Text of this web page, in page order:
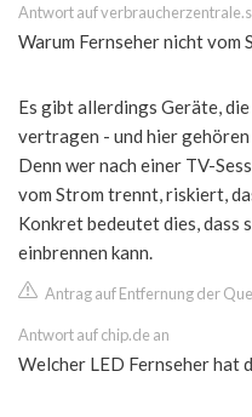
Antwort auf
Warum Fernseher nicht vom
Es gibt allerdings Geräte,
vertragen - und hier
Denn wer nach einer TV-
vom Strom trennt, riskiert,
Konkret bedeutet dies, dass
einbrennen kann.
Antrag auf Entfernung der
Antwort auf chip.de an
Welcher LED Fernseher hat